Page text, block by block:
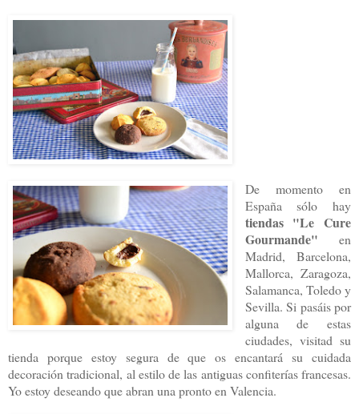
De momento en
España sólo hay
tiendas "Le Cure
Gourmande" en
Madrid, Barcelona,
Mallorca, Zaragoza,
Salamanca, Toledo y
Sevilla. Si pasáis por
alguna de estas
ciudades, visitad su
tienda porque estoy segura de que os encantará su cuidada
decoración tradicional, al estilo de las antiguas confiterías francesas.
Yo estoy deseando que abran una pronto en Valencia.